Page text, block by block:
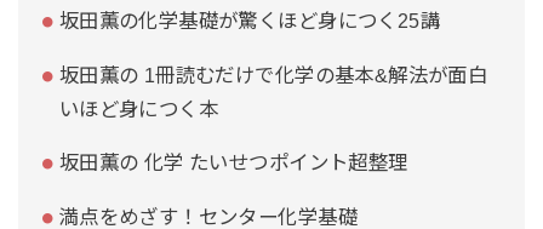
坂田薫の化学基礎が驚くほど身につく25講
坂田薫の 1冊読むだけで化学の基本&解法が面白
いほど身につく本
坂田薫の 化学 たいせつポイント超整理
満点をめざす！センター化学基礎